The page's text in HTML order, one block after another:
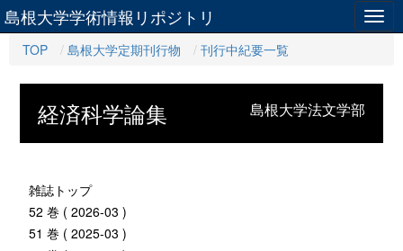
島根大学学術情報リポジトリ
TOP 島根大学定期刊行物 刊行中紀要一覧
島根大学法文学部
経済科学論集
雑誌トップ
52 巻 ( 2026-03 )
51 巻 ( 2025-03 )